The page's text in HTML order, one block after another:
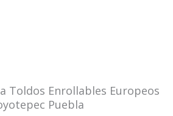
Toldos Enrollables Europeos
Puebla